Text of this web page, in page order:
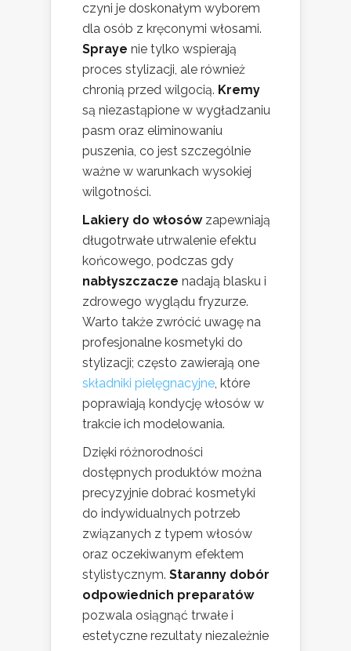
czyni je doskonałym wyborem
dla osób z kręconymi włosami.
Spraye nie tylko wspierają
proces stylizacji, ale również
chronią przed wilgocią. Kremy
są niezastąpione w wygładzaniu
pasm oraz eliminowaniu
puszenia, co jest szczególnie
ważne w warunkach wysokiej
wilgotności.
Lakiery do włosówzapewniają
długotrwałe utrwalenie efektu
końcowego, podczas gdy
nabłyszczacze nadają blasku i
zdrowego wyglądu fryzurze.
Warto także zwrócić uwagę na
profesjonalne kosmetyki do
stylizacji; często zawierają one
składniki pielęgnacyjne, które
poprawiają kondycję włosów w
trakcie ich modelowania.
Dzięki różnorodności
dostępnych produktów można
precyzyjnie dobrać kosmetyki
do indywidualnych potrzeb
związanych z typem włosów
oraz oczekiwanym efektem
stylistycznym. Staranny dobór
odpowiednich preparatów
pozwala osiągnąć trwałe i
estetyczne rezultaty niezależnie